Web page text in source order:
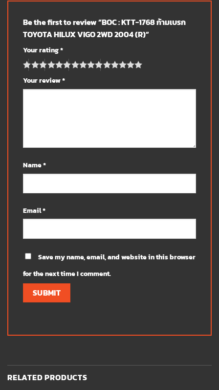
Be the first to review “BOC : KTT-1768 ก้ามเบรก
TOYOTA HILUX VIGO 2WD 2004 (R)”
Your rating*
Your review*
Name*
Email*
Save my name, email, and website in this browser
for the next time I comment.
RELATED PRODUCTS